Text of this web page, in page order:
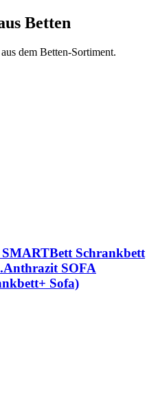
Betten
dem Betten-Sortiment.
Schrankbett
SOFA
Sofa)